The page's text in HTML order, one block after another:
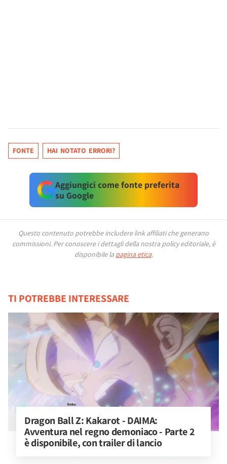
FONTE HAI NOTATO ERRORI?
Aggiungici come fonte preferita
su Google
Questo contenuto potrebbe includere link affiliati che generano
commissioni. Per conoscere i dettagli della nostra policy editoriale, è
disponibile la pagina etica.
TI POTREBBE INTERESSARE
Dragon Ball Z: Kakarot - DAIMA:
Avventura nel regno demoniaco - Parte 2
è disponibile, con trailer di lancio